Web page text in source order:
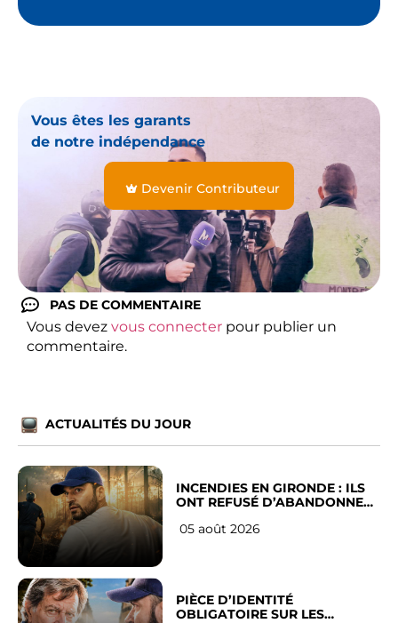
Vous êtes les garants
de notre indépendance
Devenir Contributeur
PAS DE COMMENTAIRE
Vous devez vous connecter pour publier un
commentaire.
ACTUALITÉS DU JOUR
INCENDIES EN GIRONDE : ILS
ONT REFUSÉ D’ABANDONNER
05 août 2026
PIÈCE D’IDENTITÉ
OBLIGATOIRE SUR LES